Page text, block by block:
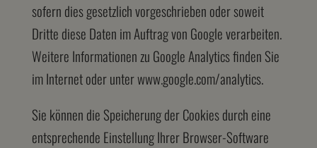
sofern dies gesetzlich vorgeschrieben oder soweit
Dritte diese Daten im Auftrag von Google verarbeiten.
Weitere Informationen zu Google Analytics finden Sie
im Internet oder unter www.google.com/analytics.
Sie können die Speicherung der Cookies durch eine
entsprechende Einstellung Ihrer Browser-Software